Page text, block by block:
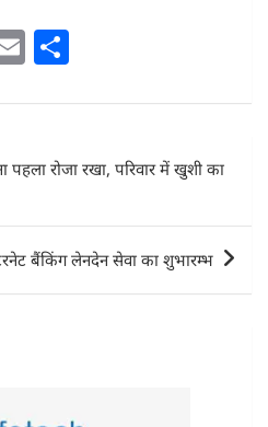
E
ai
l
ar
e
पहला रोजा रखा, परिवार में खुशी का
बैंकिंग लेनदेन सेवा का शुभारम्भ